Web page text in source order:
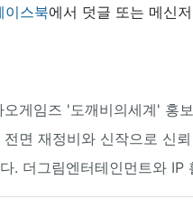
이스북에서 덧글 또는 메신
게임즈 '도깨비의세계' 홍
면 재정비와 신작으로 신
. 더그림엔터테인먼트와 IP